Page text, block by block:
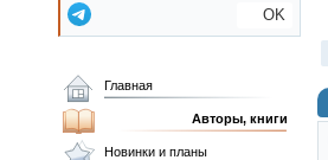
OK
Главная
Авторы, книги
Новинки и планы